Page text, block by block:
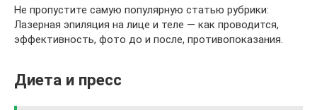
Не пропустите самую популярную статью рубрики:
Лазерная эпиляция на лице и теле — как проводится,
эффективность, фото до и после, противопоказания.
Диета и пресс